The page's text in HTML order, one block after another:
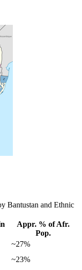
Bantustan and Ethnic
Appr. % of Afr.
Pop.
~27%
~23%